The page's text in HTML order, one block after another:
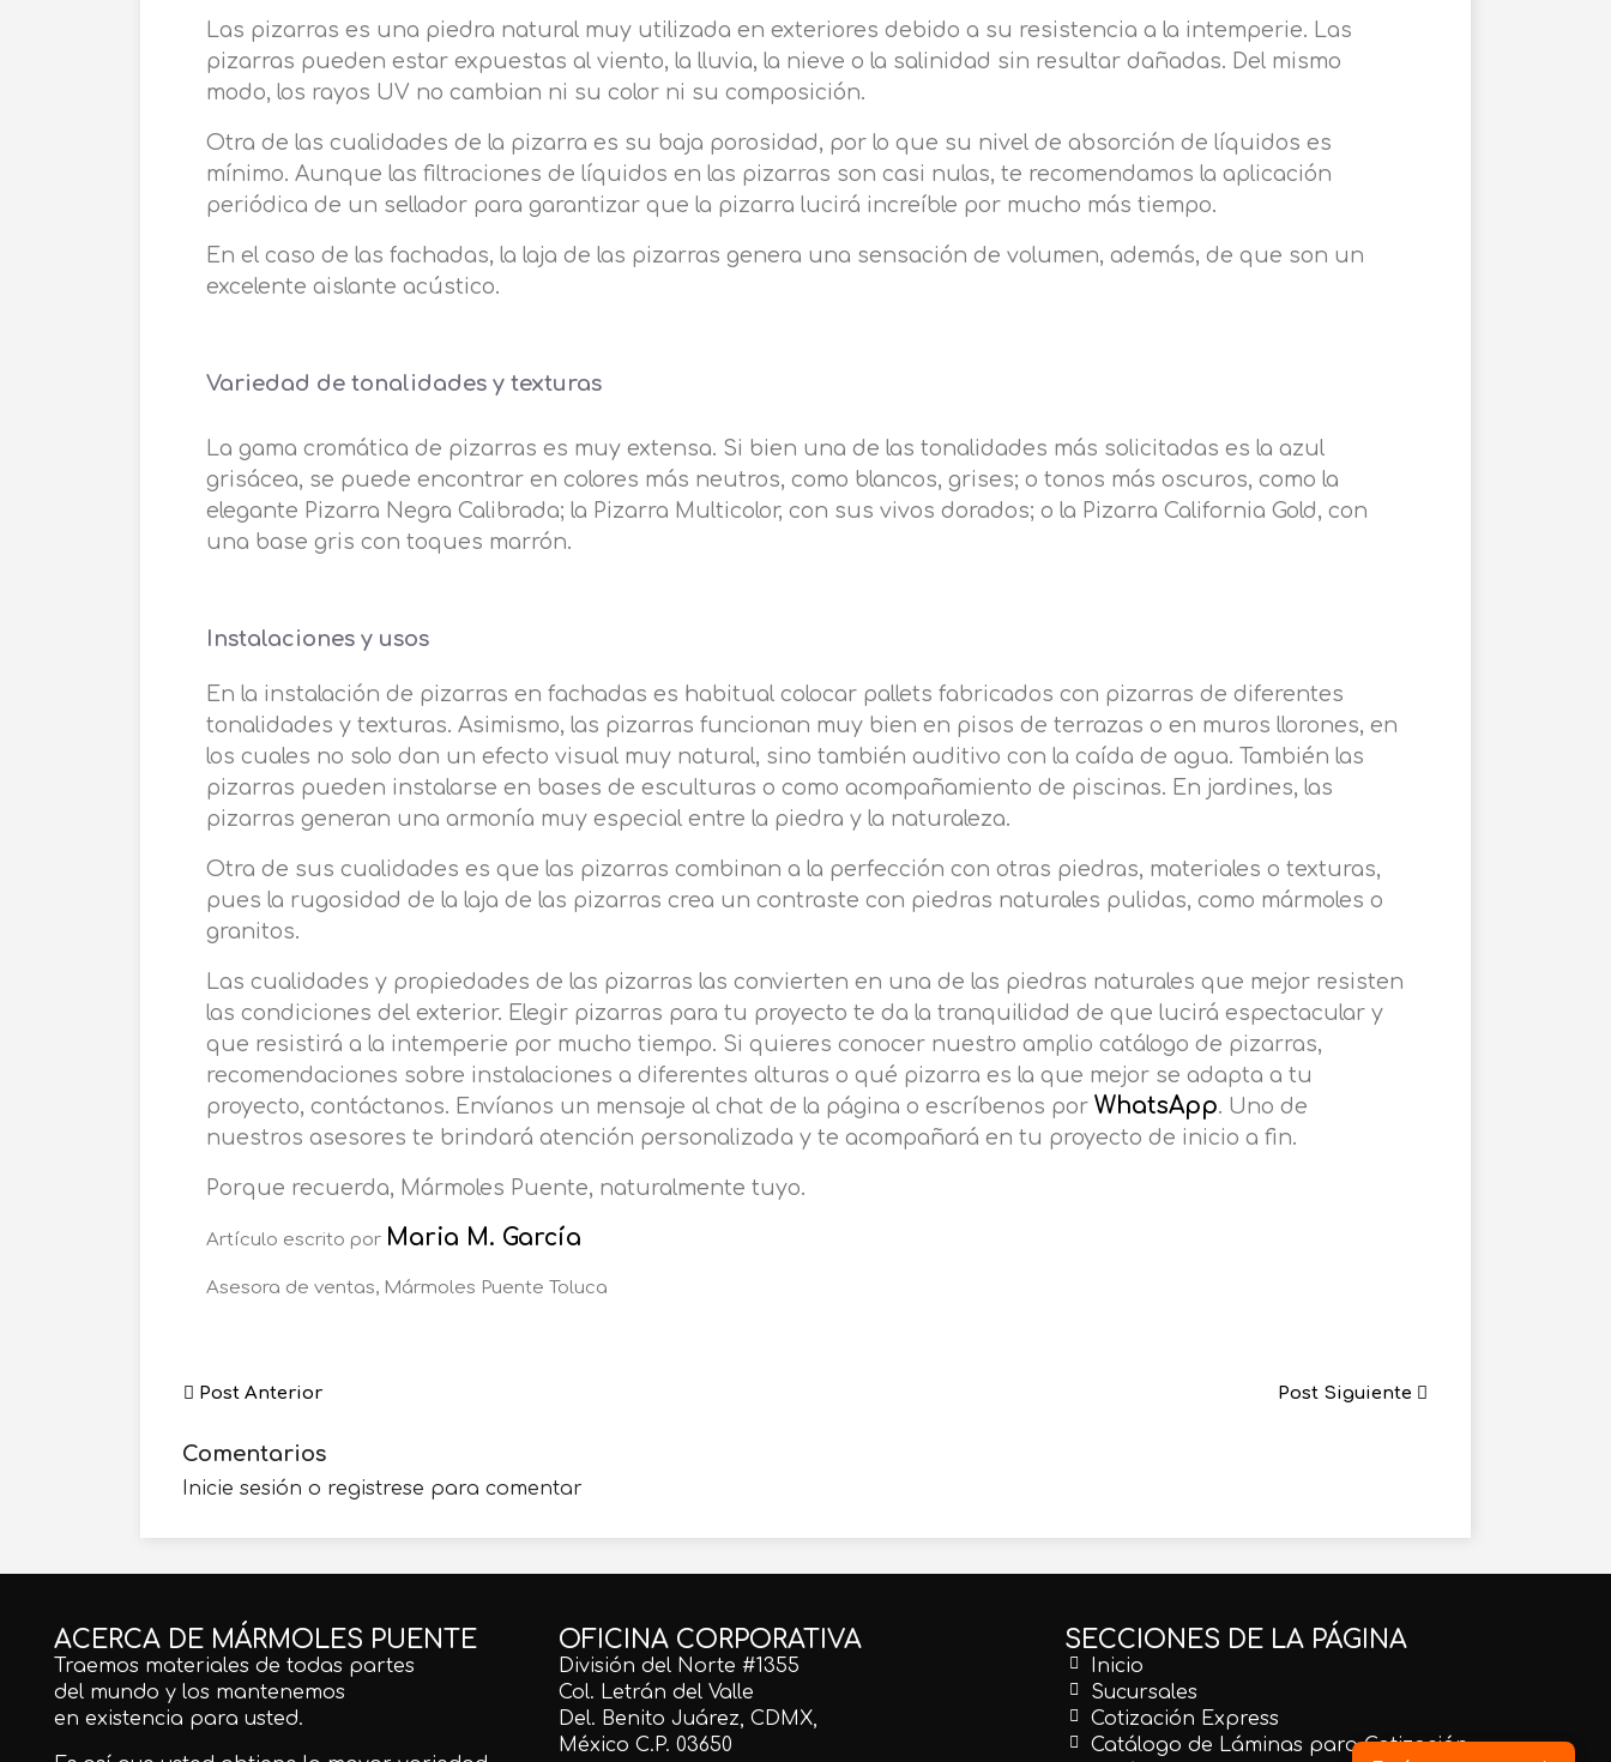
Las pizarras es una piedra natural muy utilizada en exteriores debido a su resistencia a la intemperie. Las
pizarras pueden estar expuestas al viento, la lluvia, la nieve o la salinidad sin resultar dañadas. Del mismo
modo, los rayos UV no cambian ni su color ni su composición.
Otra de las cualidades de la pizarra es su baja porosidad, por lo que su nivel de absorción de líquidos es
mínimo. Aunque las filtraciones de líquidos en las pizarras son casi nulas, te recomendamos la aplicación
periódica de un sellador para garantizar que la pizarra lucirá increíble por mucho más tiempo.
En el caso de las fachadas, la laja de las pizarras genera una sensación de volumen, además, de que son un
excelente aislante acústico.
Variedad de tonalidades y texturas
La gama cromática de pizarras es muy extensa. Si bien una de las tonalidades más solicitadas es la azul
grisácea, se puede encontrar en colores más neutros, como blancos, grises; o tonos más oscuros, como la
elegante Pizarra Negra Calibrada; la Pizarra Multicolor, con sus vivos dorados; o la Pizarra California Gold, con
una base gris con toques marrón.
Instalaciones y usos
En la instalación de pizarras en fachadas es habitual colocar pallets fabricados con pizarras de diferentes
tonalidades y texturas. Asimismo, las pizarras funcionan muy bien en pisos de terrazas o en muros llorones, en
los cuales no solo dan un efecto visual muy natural, sino también auditivo con la caída de agua. También las
pizarras pueden instalarse en bases de esculturas o como acompañamiento de piscinas. En jardines, las
pizarras generan una armonía muy especial entre la piedra y la naturaleza.
Otra de sus cualidades es que las pizarras combinan a la perfección con otras piedras, materiales o texturas,
pues la rugosidad de la laja de las pizarras crea un contraste con piedras naturales pulidas, como mármoles o
granitos.
Las cualidades y propiedades de las pizarras las convierten en una de las piedras naturales que mejor resisten
las condiciones del exterior. Elegir pizarras para tu proyecto te da la tranquilidad de que lucirá espectacular y
que resistirá a la intemperie por mucho tiempo. Si quieres conocer nuestro amplio catálogo de pizarras,
recomendaciones sobre instalaciones a diferentes alturas o qué pizarra es la que mejor se adapta a tu
proyecto, contáctanos. Envíanos un mensaje al chat de la página o escríbenos por WhatsApp. Uno de
nuestros asesores te brindará atención personalizada y te acompañará en tu proyecto de inicio a fin.
Porque recuerda, Mármoles Puente, naturalmente tuyo.
Artículo escrito por Maria M. García
Asesora de ventas, Mármoles Puente Toluca
Post Anterior Post Siguiente
Comentarios
Inicie sesión o registrese para comentar
ACERCA DE MÁRMOLES PUENTE
Traemos materiales de todas partes
del mundo y los mantenemos
en existencia para usted.
OFICINA CORPORATIVA
División del Norte #1355
Col. Letrán del Valle
Del. Benito Juárez, CDMX,
México C.P. 03650
SECCIONES DE LA PÁGINA
Inicio
Sucursales
Cotización Express
Catálogo de Láminas para Cotización